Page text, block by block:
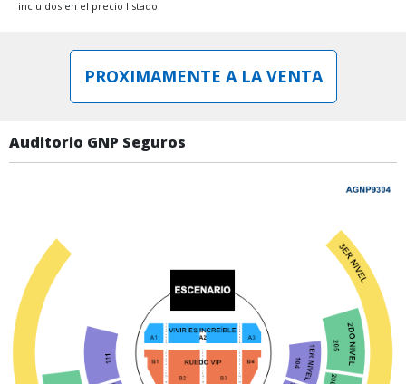
incluidos en el precio listado.
PROXIMAMENTE A LA VENTA
Auditorio GNP Seguros